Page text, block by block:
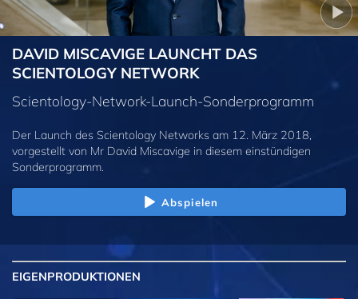
DAVID MISCAVIGE LAUNCHT DAS
SCIENTOLOGY NETWORK
Scientology-Network-Launch-Sonderprogramm
Der Launch des Scientology Networks am 12. März 2018,
vorgestellt von Mr David Miscavige in diesem einstündigen
Sonderprogramm.
Abspielen
EIGENPRODUKTIONEN